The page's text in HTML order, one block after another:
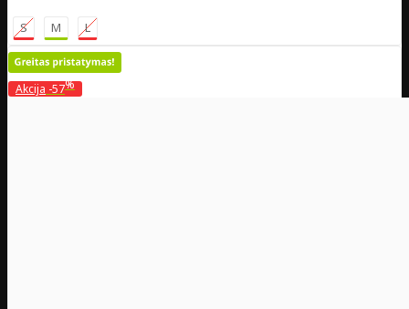
S M L
Akcija -57%